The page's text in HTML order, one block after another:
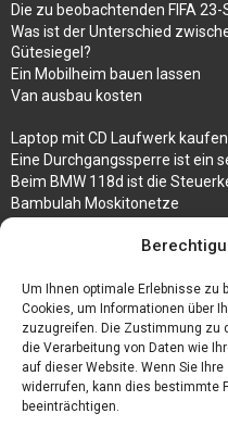
Um Ihnen optimale Erlebnisse zu
Cookies, um Informationen über
zuzugreifen. Die Zustimmung zu
die Verarbeitung von Daten wie
auf dieser Website. Wenn Sie
widerrufen, kann dies bestimmte
beeinträchtigen.
Die zu beobachtenden FIFA
Was ist der Unterschied
Gütesiegel?
Ein Mobilheim bauen lassen
Van ausbau kosten
Laptop mit CD Laufwerk kaufen
Eine Durchgangssperre ist ein
Beim BMW 118d ist die
Bambulah Moskitonetze
Test Toilettensitz – Helfen Sie
Personalhandbuch
10 Tipps um einen guten
Sahnemaschine